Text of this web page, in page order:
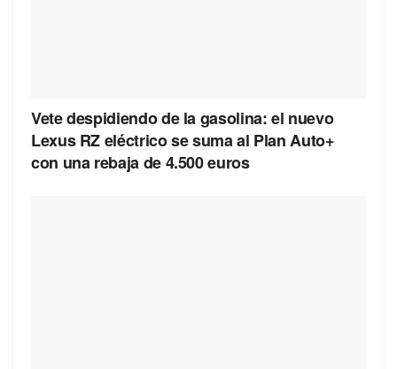
Vete despidiendo de la gasolina: el nuevo
Lexus RZ eléctrico se suma al Plan Auto+
con una rebaja de 4.500 euros